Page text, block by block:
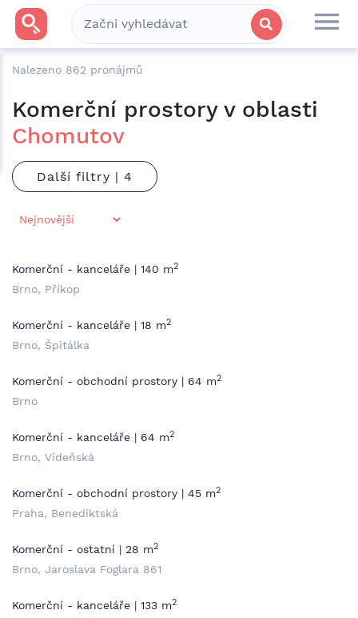
Nalezeno 862 pronájmů
Komerční prostory v oblasti
Chomutov
Další filtry |
Komerční - kanceláře | 140 m2
Brno, Příkop
Komerční - kanceláře | 18 m2
Brno, Špitálka
Komerční - obchodní prostory | 64 m2
Brno
Komerční - kanceláře | 64 m2
Brno, Vídeňská
Komerční - obchodní prostory | 45 m2
Praha, Benediktská
Komerční - ostatní | 28 m2
Brno, Jaroslava Foglara 861
Komerční - kanceláře | 133 m2